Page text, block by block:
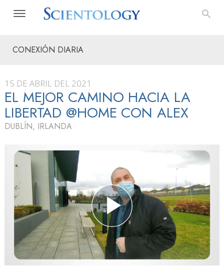
CONEXIÓN DIARIA
15 DE ABRIL DEL 2021
EL MEJOR CAMINO HACIA LA
LIBERTAD @HOME CON ALEX
DUBLÍN, IRLANDA